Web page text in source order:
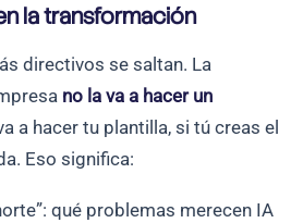
la transformación
directivos se saltan. La
no la va a hacer un
a hacer tu plantilla, si tú creas el
Eso significa:
qué problemas merecen IA